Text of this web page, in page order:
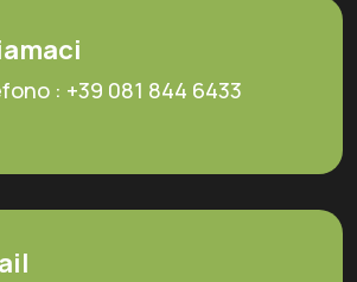
: +39 081 844 6433